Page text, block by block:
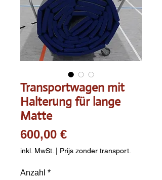
Transportwagen mit
Halterung für lange
Matte
600,00 €Preis
inkl. MwSt. | Prijs zonder transport.
Anzahl *